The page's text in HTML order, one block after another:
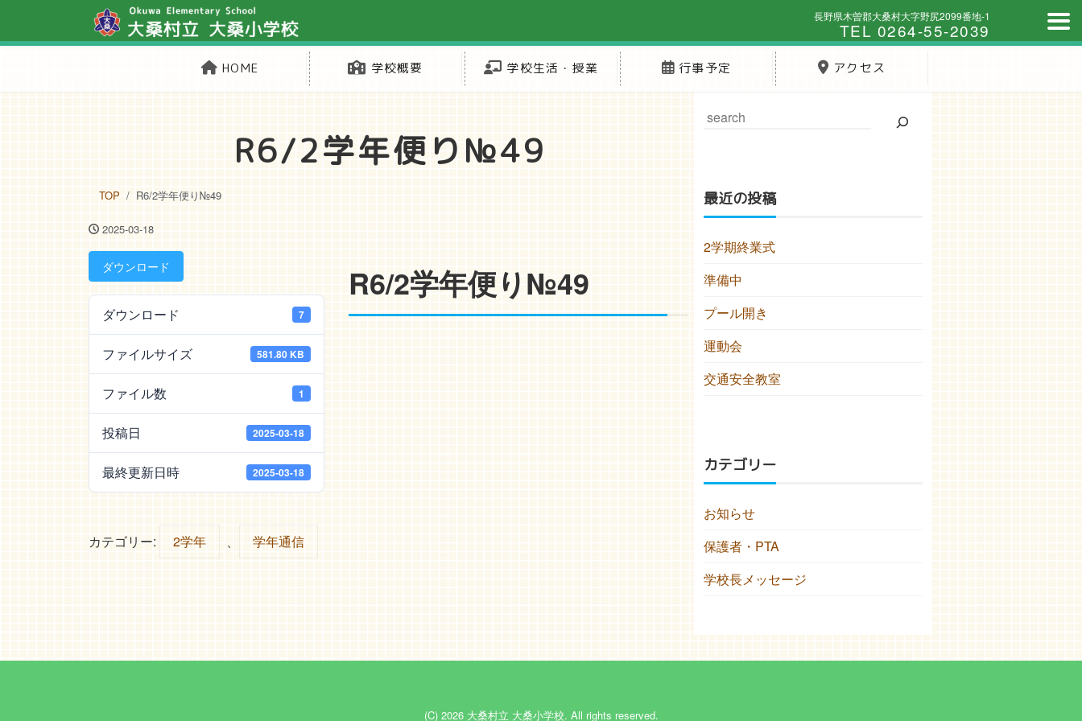
長野県木曽郡大桑村大字野尻2099番地-1
TEL 0264-55-2039
HOME 学校概要 学校生活・授業 行事予定 アクセス
R6/2学年便り№49
TOP R6/2学年便り№49
2025-03-18
ダウンロード
ダウンロード 7
ファイルサイズ 581.80 KB
ファイル数 1
投稿日 2025-03-18
最終更新日時 2025-03-18
R6/2学年便り№49
カテゴリー: 2学年 、 学年通信
最近の投稿
2学期終業式
準備中
プール開き
運動会
交通安全教室
カテゴリー
お知らせ
保護者・PTA
学校長メッセージ
(C) 2026 大桑村立 大桑小学校. All rights reserved.